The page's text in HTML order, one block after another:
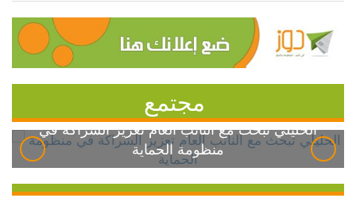
مجتمع
الخليلي تبحث مع النائب العام تعزيز الشراكة في
منظومة الحماية